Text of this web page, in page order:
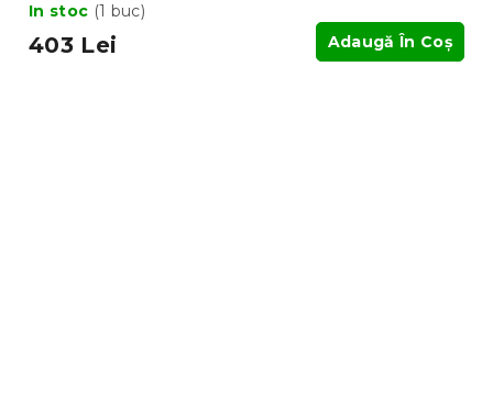
In stoc (1 buc)
403 Lei Adaugă În Coş